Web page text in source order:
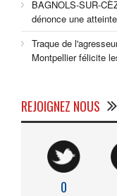
BAGNOLS-SUR-
dénonce une
Traque de
Montpellier félicite
REJOIGNEZ NOUS
0